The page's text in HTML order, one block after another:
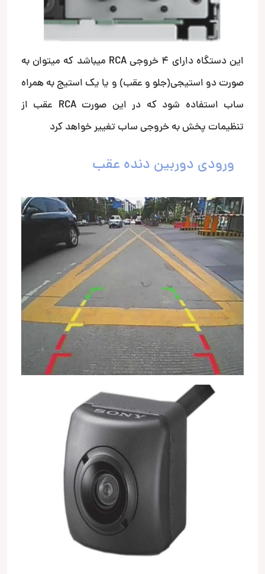
این دستگاه دارای 4 خروجی RCA میباشد که میتوان به
صورت دو استیجی(جلو و عقب) و یا یک استیج به همراه
ساب استفاده شود که در این صورت RCA عقب از
تنظیمات پخش به خروجی ساب تغییر خواهد کرد
ورودی دوربین دنده عقب